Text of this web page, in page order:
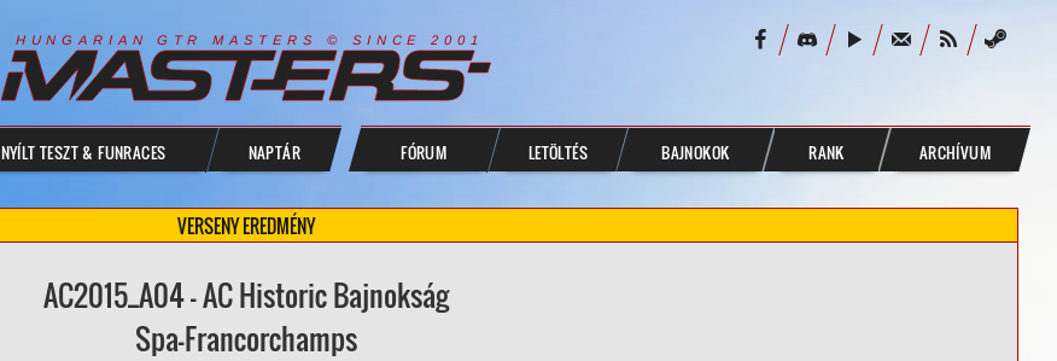
H U N G A R I A N G T R M A S T E R S © S I N C E 2 0 0 1
NYÍLT TESZT & FUNRACES NAPTÁR FÓRUM LETÖLTÉS BAJNOKOK RANK ARCHÍVUM
VERSENY EREDMÉNY
AC2015_A04 - AC Historic Bajnokság
Spa-Francorchamps